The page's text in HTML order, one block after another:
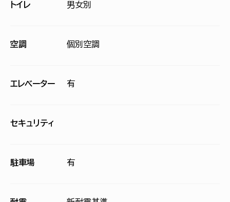
トイレ 男女別
空調 個別空調
エレベーター 有
セキュリティ
駐車場 有